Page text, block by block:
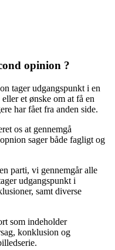
opinion ?
tager udgangspunkt i en
et ønske om at få en
har fået fra anden side.
os at gennemgå
sager både fagligt og
parti, vi gennemgår alle
udgangspunkt i
samt diverse
som indeholder
konklusion og